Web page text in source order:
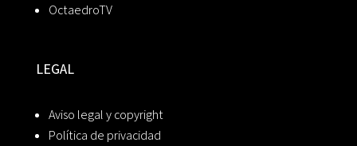
OctaedroTV
LEGAL
Aviso legal y copyright
Política de privacidad